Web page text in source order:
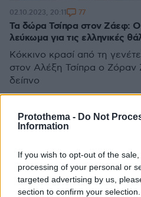
Protothema - Do Not
Information
If you wish to opt-out of the
processing of your personal or
targeted advertising by us,
section to confirm your
Τα δώρα Τσίπρα στον Ζάεφ:
λεύκωμα για τις ελληνικές
Κόκκινο κρασί από τη
στον Αλέξη Τσίπρα ο Ζόραν
δείπνο
02.10.2023, 20:11 77